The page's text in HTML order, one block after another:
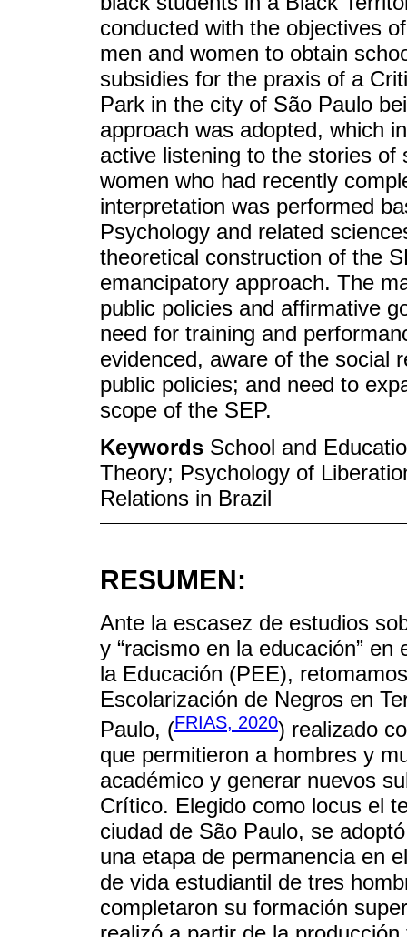
conducted with the objectives
men and women to obtain
subsidies for the praxis of a
Park in the city of São Paulo
approach was adopted, which
active listening to the stories
women who had recently
interpretation was performed
Psychology and related
theoretical construction of the
emancipatory approach. The
public policies and affirmative
need for training and
evidenced, aware of the social
public policies; and need to
scope of the SEP.
Keywords School and
Theory; Psychology of
Relations in Brazil
RESUMEN:
Ante la escasez de estudios
y “racismo en la educación”
la Educación (PEE),
Escolarización de Negros en
Paulo, (FRIAS, 2020) realizado
que permitieron a hombres y
académico y generar nuevos
Crítico. Elegido como locus el
ciudad de São Paulo, se
una etapa de permanencia en
de vida estudiantil de tres
completaron su formación